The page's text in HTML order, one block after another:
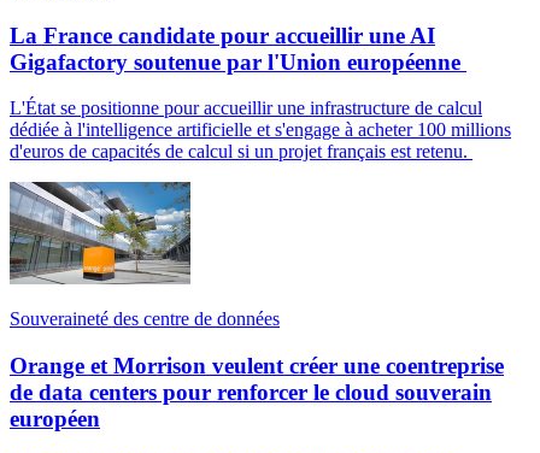
La France candidate pour accueillir une AI
Gigafactory soutenue par l'Union européenne
L'État se positionne pour accueillir une infrastructure de calcul
dédiée à l'intelligence artificielle et s'engage à acheter 100 millions
d'euros de capacités de calcul si un projet français est retenu.
Souveraineté des centre de données
Orange et Morrison veulent créer une coentreprise
de data centers pour renforcer le cloud souverain
européen